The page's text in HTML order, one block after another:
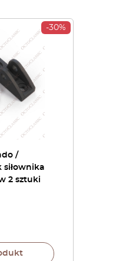
-30%
/
siłownika
2 sztuki